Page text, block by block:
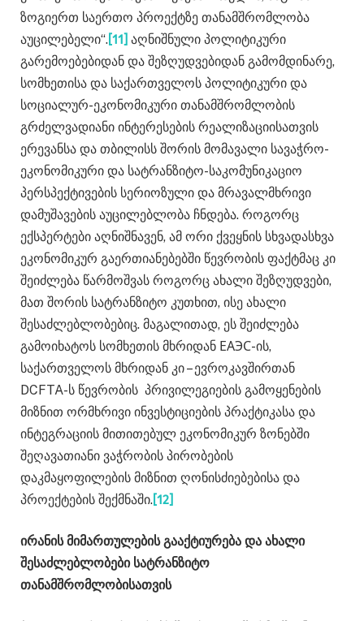
ზოგიერთ საერთო პროექტზე თანამშრომლობა
აუცილებელი“.[11] აღნიშნული პოლიტიკური
გარემოებებიდან და შეზღუდვებიდან გამომდინარე,
სომხეთისა და საქართველოს პოლიტიკური და
სოციალურ-ეკონომიკური თანამშრომლობის
გრძელვადიანი ინტერესების რეალიზაციისათვის
ერევანსა და თბილისს შორის მომავალი სავაჭრო-
ეკონომიკური და სატრანზიტო-საკომუნიკაციო
პერსპექტივების სერიოზული და მრავალმხრივი
დამუშავების აუცილებლობა ჩნდება. როგორც
ექსპერტები აღნიშნავენ, ამ ორი ქვეყნის სხვადასხვა
ეკონომიკურ გაერთიანებებში წევრობის ფაქტმაც კი
შეიძლება წარმოშვას როგორც ახალი შეზღუდვები,
მათ შორის სატრანზიტო კუთხით, ისე ახალი
შესაძლებლობებიც. მაგალითად, ეს შეიძლება
გამოიხატოს სომხეთის მხრიდან ЕАЭС-ის,
საქართველოს მხრიდან კი – ევროკავშირთან
DCFTA-ს წევრობის პრივილეგიების გამოყენების
მიზნით ორმხრივი ინვესტიციების პრაქტიკასა და
ინტეგრაციის მითითებულ ეკონომიკურ ზონებში
შეღავათიანი ვაჭრობის პირობების
დაკმაყოფილების მიზნით ღონისძიებებისა და
პროექტების შექმნაში.[12]
ირანის მიმართულების გააქტიურება და ახალი
შესაძლებლობები სატრანზიტო
თანამშრომლობისათვის